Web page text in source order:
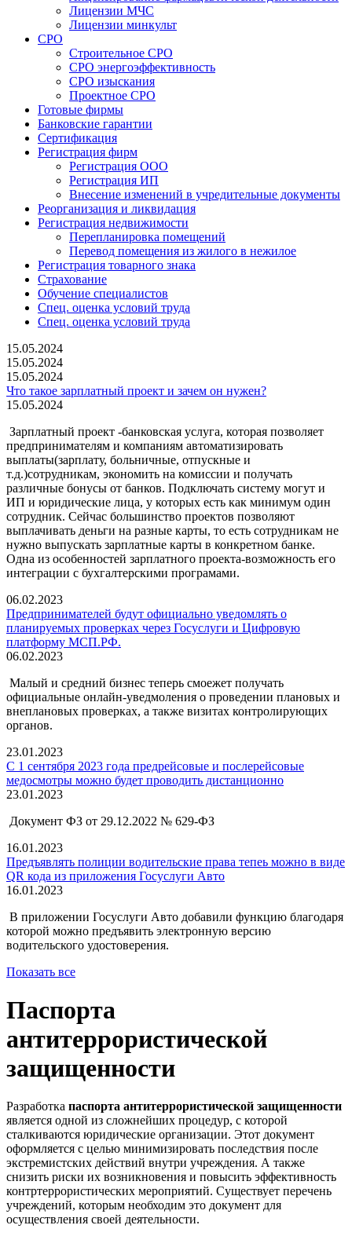
Лицензии МЧС
Лицензии минкульт
СРО
Строительное СРО
СРО энергоэффективность
СРО изыскания
Проектное СРО
Готовые фирмы
Банковские гарантии
Сертификация
Регистрация фирм
Регистрация ООО
Регистрация ИП
Внесение изменений в учредительные документы
Реорганизация и ликвидация
Регистрация недвижимости
Перепланировка помещений
Перевод помещения из жилого в нежилое
Регистрация товарного знака
Страхование
Обучение специалистов
Спец. оценка условий труда
Спец. оценка условий труда
15.05.2024
15.05.2024
15.05.2024
Что такое зарплатный проект и зачем он нужен?
15.05.2024
Зарплатный проект -банковская услуга, которая позволяет
предпринимателям и компаниям автоматизировать
выплаты(зарплату, больничные, отпускные и
т.д.)сотрудникам, экономить на комиссии и получать
различные бонусы от банков. Подключать систему могут и
ИП и юридические лица, у которых есть как минимум один
сотрудник. Сейчас большинство проектов позволяют
выплачивать деньги на разные карты, то есть сотрудникам не
нужно выпускать зарплатные карты в конкретном банке.
Одна из особенностей зарплатного проекта-возможность его
интеграции с бухгалтерскими програмами.
06.02.2023
Предпринимателей будут официально уведомлять о
планируемых проверках через Госуслуги и Цифровую
платформу МСП.РФ.
06.02.2023
Малый и средний бизнес теперь смоежет получать
официальные онлайн-уведмоления о проведении плановых и
внеплановых проверках, а также визитах контролирующих
органов.
23.01.2023
С 1 сентября 2023 года предрейсовые и послерейсовые
медосмотры можно будет проводить дистанционно
23.01.2023
Документ ФЗ от 29.12.2022 № 629-ФЗ
16.01.2023
Предъявлять полиции водительские права тепеь можно в виде
QR кода из приложения Госуслуги Авто
16.01.2023
В приложении Госуслуги Авто добавили функцию благодаря
которой можно предъявить электронную версию
водительского удостоверения.
Показать все
Паспорта
антитеррористической
защищенности
Разработка паспорта антитеррористической защищенности
является одной из сложнейших процедур, с которой
сталкиваются юридические организации. Этот документ
оформляется с целью минимизировать последствия после
экстремистских действий внутри учреждения. А также
снизить риски их возникновения и повысить эффективность
контртеррористических мероприятий. Существует перечень
учреждений, которым необходим это документ для
осуществления своей деятельности.